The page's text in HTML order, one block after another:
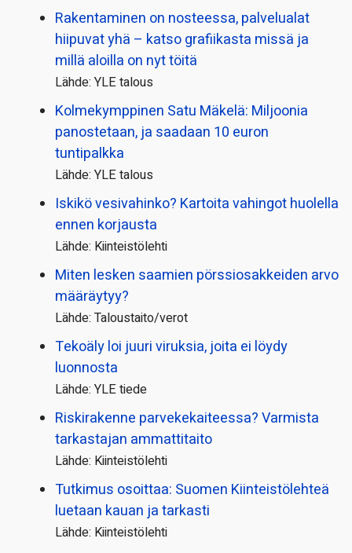
Rakentaminen on nosteessa, palvelualat
hiipuvat yhä – katso grafiikasta missä ja
millä aloilla on nyt töitä
Lähde: YLE talous
Kolmekymppinen Satu Mäkelä: Miljoonia
panostetaan, ja saadaan 10 euron
tuntipalkka
Lähde: YLE talous
Iskikö vesivahinko? Kartoita vahingot huolella
ennen korjausta
Lähde: Kiinteistölehti
Miten lesken saamien pörssi­osakkeiden arvo
määräytyy?
Lähde: Taloustaito/verot
Tekoäly loi juuri viruksia, joita ei löydy
luonnosta
Lähde: YLE tiede
Riskirakenne parvekekaiteessa? Varmista
tarkastajan ammattitaito
Lähde: Kiinteistölehti
Tutkimus osoittaa: Suomen Kiinteistölehteä
luetaan kauan ja tarkasti
Lähde: Kiinteistölehti